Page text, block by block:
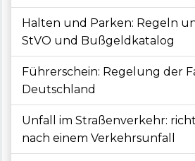
Halten und Parken: Regeln
StVO und Bußgeldkatalog
Führerschein: Regelung der
Deutschland
Unfall im Straßenverkehr:
nach einem Verkehrsunfall